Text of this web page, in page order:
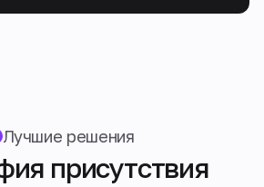
Лучшие решения
присутствия